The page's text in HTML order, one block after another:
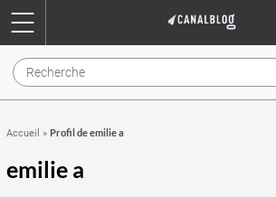
Accueil » Profil de emilie a
emilie a